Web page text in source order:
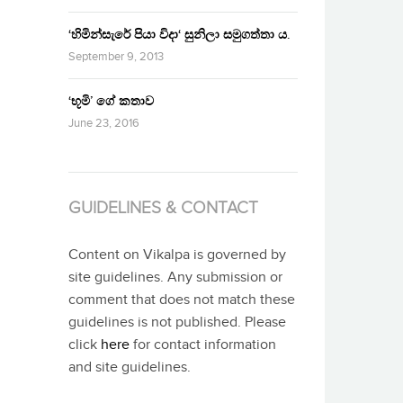
‘හිමින්සැරේ පියා විදා‘ සුනිලා සමුගත්තා ය.
September 9, 2013
‘භූමි’ ගේ කතාව
June 23, 2016
GUIDELINES & CONTACT
Content on Vikalpa is governed by
site guidelines. Any submission or
comment that does not match these
guidelines is not published. Please
click here for contact information
and site guidelines.